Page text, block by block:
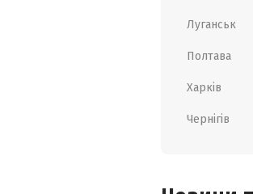
Луганськ
Полтава
Харків
Чернігів